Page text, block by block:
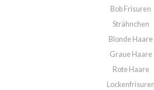
Bob Frisuren
Strähnchen
Blonde Haare
Graue Haare
Rote Haare
Lockenfrisuren